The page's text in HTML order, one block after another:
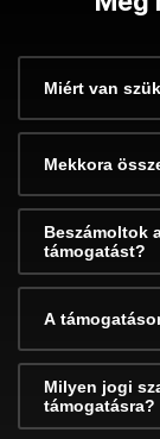
Miért van
Mekkora
Beszámoltok
támogatást?
A
Milyen jogi
támogatásra?